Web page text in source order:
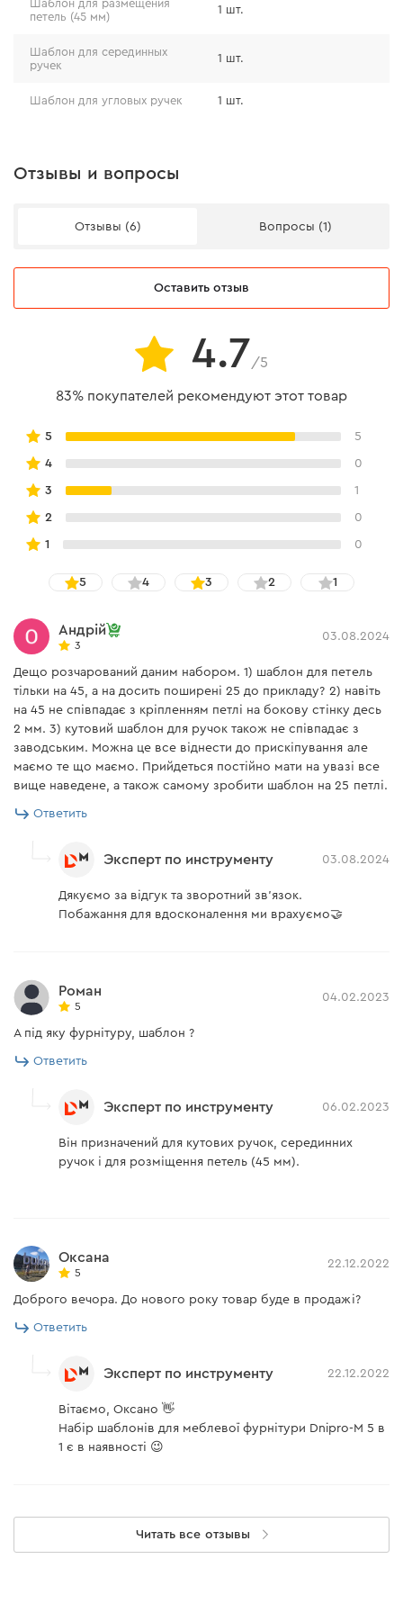
Шаблон для размещения
петель (45 мм)
1 шт.
Шаблон для серединных
ручек
1 шт.
Шаблон для угловых ручек 1 шт.
Отзывы и вопросы
Отзывы (6) Вопросы (1)
Оставить отзыв
4.7/5
83% покупателей рекомендуют этот товар
5 5
4 0
3 1
2 0
1 0
5 4 3 2 1
Андрій
3
03.08.2024
Дещо розчарований даним набором. 1) шаблон для петель
тільки на 45, а на досить поширені 25 до прикладу? 2) навіть
на 45 не співпадає з кріпленням петлі на бокову стінку десь
2 мм. 3) кутовий шаблон для ручок також не співпадає з
заводським. Можна це все віднести до прискіпування але
маємо те що маємо. Прийдеться постійно мати на увазі все
вище наведене, а також самому зробити шаблон на 25 петлі.
Ответить
Эксперт по инструменту 03.08.2024
Дякуємо за відгук та зворотний зв'язок.
Побажання для вдосконалення ми врахуємо🤝
Роман
5
04.02.2023
А під яку фурнітуру, шаблон ?
Ответить
Эксперт по инструменту 06.02.2023
Він призначений для кутових ручок, серединних
ручок і для розміщення петель (45 мм).
Оксана
5
22.12.2022
Доброго вечора. До нового року товар буде в продажі?
Ответить
Эксперт по инструменту 22.12.2022
Вітаємо, Оксано 👋
Набір шаблонів для меблевої фурнітури Dnipro-M 5 в
1 є в наявності 😉
Читать все отзывы